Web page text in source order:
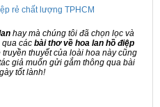
rẻ chất lượng TPHCM
hay mà chúng tôi đã chọn lọc và
qua các bài thơ về hoa lan hồ điệp
thuyết của loài hoa này cũng
giả muốn gửi gắm thông qua bài
tốt lành!